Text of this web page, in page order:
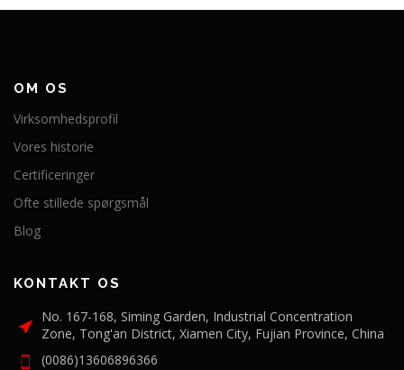
OM OS
Virksomhedsprofil
Vores historie
Certificeringer
Ofte stillede spørgsmål
Blog
KONTAKT OS
No. 167-168, Siming Garden, Industrial Concentration
Zone, Tong'an District, Xiamen City, Fujian Province, China
(0086)13606896366